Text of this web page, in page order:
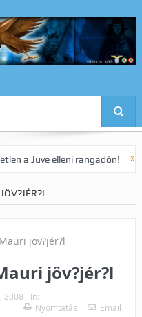
Juve elleni rangadón! Dia
jöv?jér?l
2008
In:
Nyomtatás
Email